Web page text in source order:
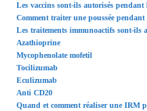
Les vaccins sont-ils autorisés pendant
Comment traiter une poussée
Les traitements immunoactifs sont-ils
Azathioprine
Mycophenolate mofetil
Tocilizumab
Eculizumab
Anti CD20
Quand et comment réaliser une IRM